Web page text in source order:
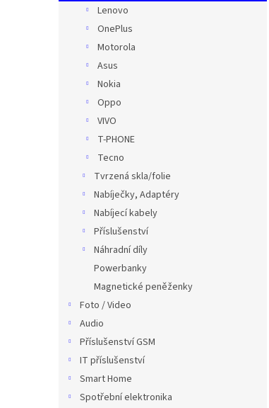
Lenovo
OnePlus
Motorola
Asus
Nokia
Oppo
VIVO
T-PHONE
Tecno
Tvrzená skla/folie
Nabíječky, Adaptéry
Nabíjecí kabely
Příslušenství
Náhradní díly
Powerbanky
Magnetické peněženky
Foto / Video
Audio
Příslušenství GSM
IT příslušenství
Smart Home
Spotřební elektronika